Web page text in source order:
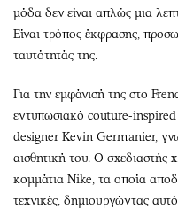
Μουσική
Εικαστικά
Βιβλίο
Χειρόγραφα
μόδα δεν είναι απλώς μια
Είναι τρόπος έκφρασης,
ταυτότητάς της.
Για την εμφάνισή της στο
εντυπωσιακό couture-
designer Kevin Germanier,
αισθητική του. Ο σχεδιαστής
κομμάτια Nike, τα οποία
τεχνικές, δημιουργώντας